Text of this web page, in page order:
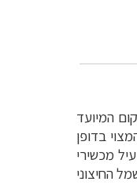
המיועד
בדופן
מכשירי
החיצוני